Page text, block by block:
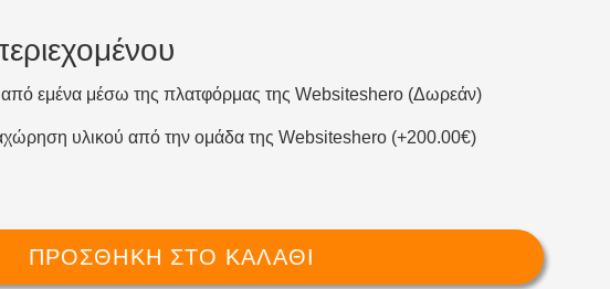
εμένα μέσω της πλατφόρμας της Websiteshero (Δωρεάν)
υλικού από την ομάδα της Websiteshero (+200.00€)
ΠΡΟΣΘΉΚΗ ΣΤΟ ΚΑΛΆΘΙ